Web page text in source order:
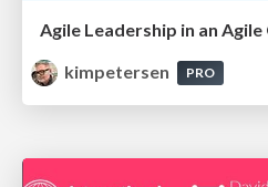
Agile Leadership in an
kimpetersen
PRO